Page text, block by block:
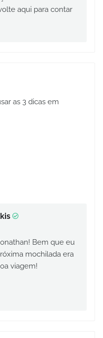
aqui para contar
as 3 dicas em
Bem que eu
mochilada era
viagem!